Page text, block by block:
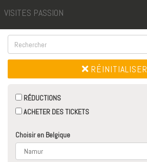
VISITES PASSION
RÉINITIALISER
RÉDUCTIONS
ACHETER DES TICKETS
Choisir en Belgique